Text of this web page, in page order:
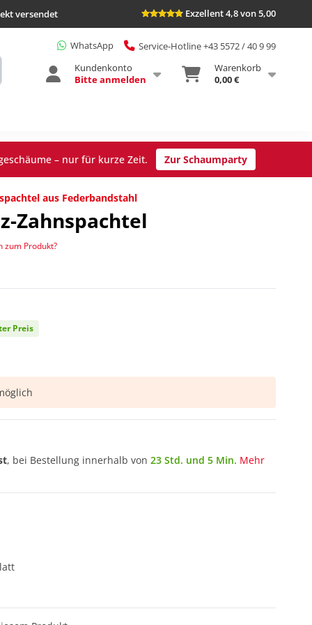
versendet Exzellent 4,8 von 5,00
WhatsApp
Service-Hotline +43 5572 / 40 9 99
Kundenkonto
Bitte anmelden
Warenkorb
0,00 €
– nur für kurze Zeit. Zur Schaumparty
aus Federbandstahl
Zahnspachtel
zum Produkt?
Preis
, bei Bestellung innerhalb von 23 Std. und 5 Min. Mehr